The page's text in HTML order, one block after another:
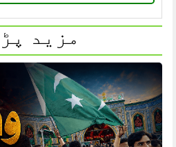
مزید